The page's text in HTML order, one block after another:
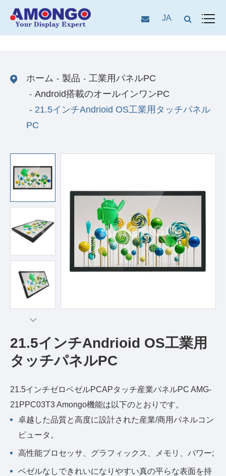
JA
ホーム 製品
工業用パネルPC
Android搭載のオールインワンPC
21.5インチAndrioid OS工業用タッチパネル
PC
21.5インチAndrioid OS工業用
タッチパネルPC
21.5インチゼロベゼルPCAPタッチ産業パネルPC AMG-
21PPC03T3 Amongo機能は以下のとおりです。
卓越した品質と高度に設計された産業/商用パネルコン
ピュータ。
高性能プロセッサ、グラフィックス、メモリ、パワー;
ベゼルなしできれいになりやすい真の平らな表面を持